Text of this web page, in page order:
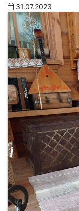
31.07.2023